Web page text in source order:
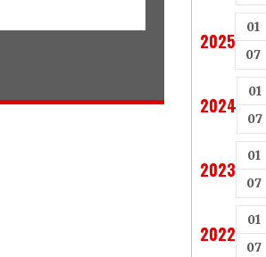
2025
01
07
2024
01
07
2023
01
07
2022
01
07